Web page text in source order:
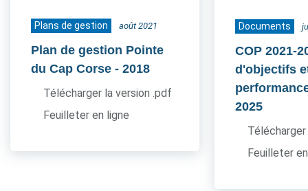
Plans de gestion août 2021
Plan de gestion Pointe
du Cap Corse - 2018
Télécharger la version .pdf
Feuilleter en ligne
Documents
COP 2021-
d'objectifs
2025
Feuilleter